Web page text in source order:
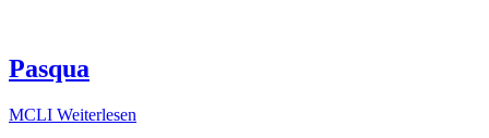
Pasqua
MCLI Weiterlesen